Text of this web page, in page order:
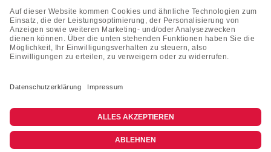
Vertrag widerrufen
KONTAKT
+49 (0)2133 210433
shop@dienadel.de
Kieler Str. 18 - 41540 Dormagen